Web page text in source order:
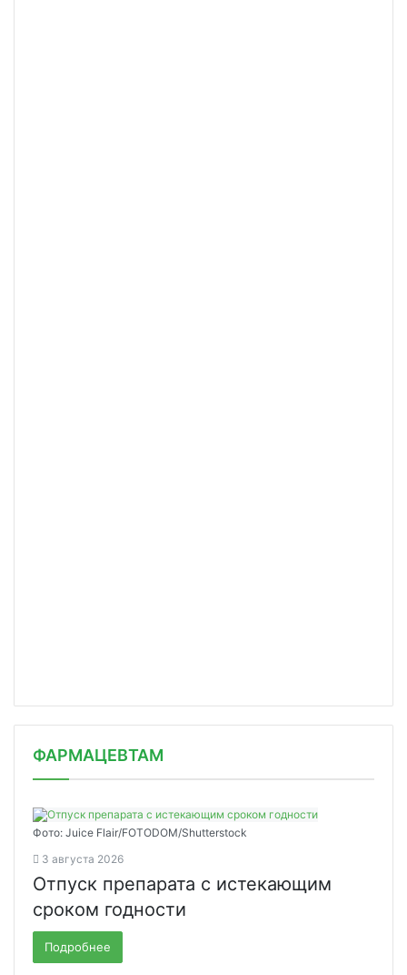
ФАРМАЦЕВТАМ
Фото: Juice Flair/FOTODOM/Shutterstoсk
3 августа 2026
Отпуск препарата с истекающим
сроком годности
Подробнее